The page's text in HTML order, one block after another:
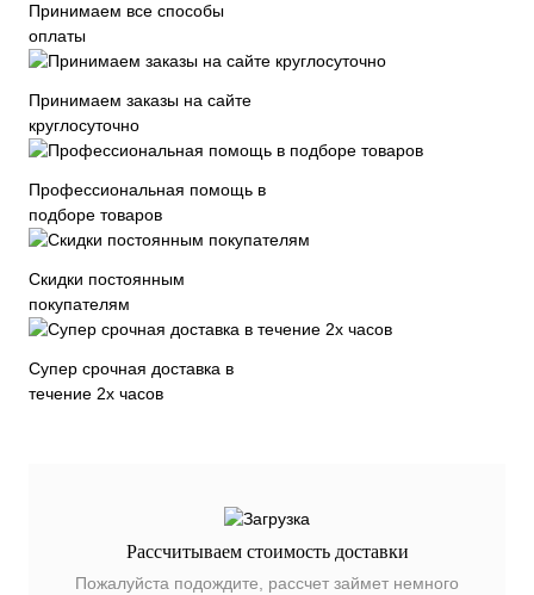
Принимаем все способы
оплаты
Принимаем заказы на сайте
круглосуточно
Профессиональная помощь в
подборе товаров
Скидки постоянным
покупателям
Супер срочная доставка в
течение 2х часов
Рассчитываем стоимость доставки
Пожалуйста подождите, рассчет займет немного